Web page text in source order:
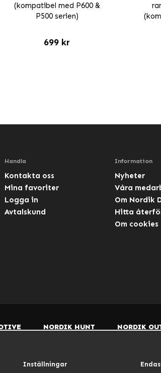
(kompatibel med P600 &
P500 serien)
699 kr
Handla
Kontakta oss
Mina favoriter
Logga in
Avtalskund
Information
Nyheter
Våra
Om Nordik
Hitta
Om cookies
NORDIK HUNT NORDIK
Inställningar